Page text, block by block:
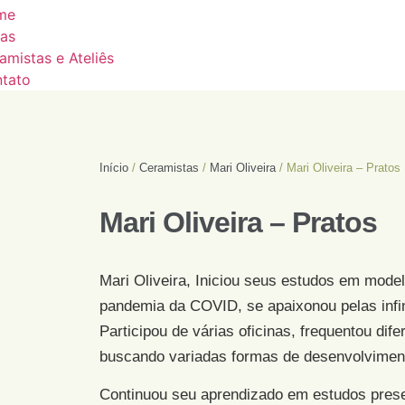
e Ateliês
Início / Ceramistas / Mari Oliveira / Mari Oliveira – Pratos
Mari Oliveira – Pratos
Mari Oliveira, Iniciou seus estudos em
pandemia da COVID, se apaixonou pelas
Participou de várias oficinas, frequentou
buscando variadas formas de
Continuou seu aprendizado em estudos